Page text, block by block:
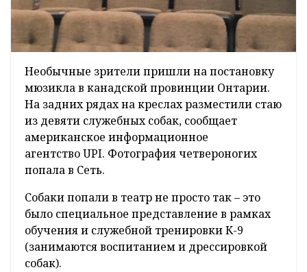
Необычные зрители пришли на постановку
мюзикла в канадской провинции Онтарии.
На задних рядах на креслах разместили стаю
из девяти служебных собак, сообщает
американское информационное
агентство UPI. Фотография четвероногих
попала в Сеть.
Собаки попали в театр не просто так – это
было специальное представление в рамках
обучения и служебной тренировки К-9
(занимаются воспитанием и дрессировкой
собак).